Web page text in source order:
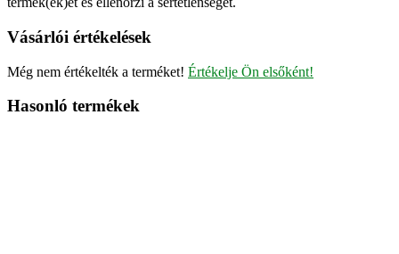
Vásárlói értékelések
Még nem értékelték a terméket! Értékelje Ön elsőként!
Hasonló termékek